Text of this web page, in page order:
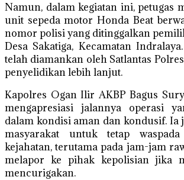
Namun, dalam kegiatan ini, petugas
unit sepeda motor Honda Beat
nomor polisi yang ditinggalkan
Desa Sakatiga, Kecamatan
telah diamankan oleh Satlantas
penyelidikan lebih lanjut.
Kapolres Ogan Ilir AKBP Bagus
mengapresiasi jalannya operasi
dalam kondisi aman dan kondusif. Ia
masyarakat untuk tetap
kejahatan, terutama pada jam-jam
melapor ke pihak kepolisian jika
mencurigakan.